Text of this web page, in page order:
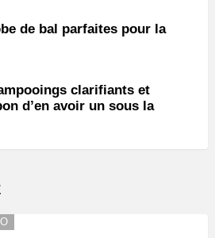
de bal parfaites pour la
clarifiants et
d’en avoir un sous la